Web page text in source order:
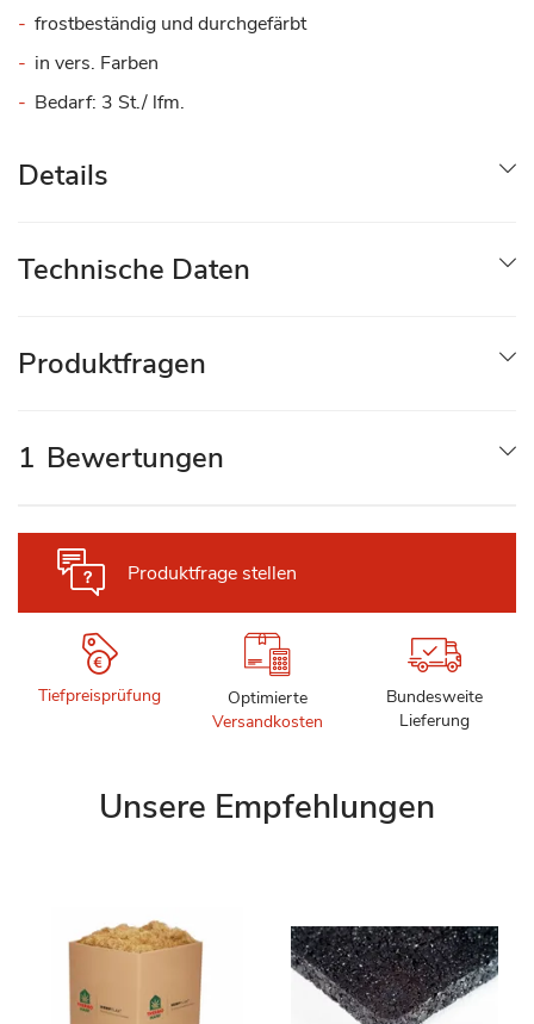
frostbeständig und durchgefärbt
in vers. Farben
Bedarf: 3 St./ lfm.
Produktfrage stellen
Tiefpreisprüfung
Optimierte
Versandkosten
Bundesweite
Lieferung
Details
Technische Daten
Produktfragen
1 Bewertungen
Unsere Empfehlungen